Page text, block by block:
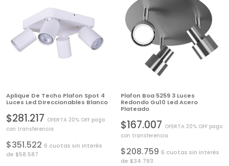
Aplique De Techo Plafon Spot 4
Luces Led Direccionables Blanco
$281.217 OFERTA 20% OFF pago
con transferencia
$351.522 6 cuotas sin interés
de $58.587
Plafon Boa 5259 3 Luces
Redondo Gu10 Led Acero
Plateado
$167.007 OFERTA 20% OFF pago
con transferencia
$208.759 6 cuotas sin interés
de $34.793